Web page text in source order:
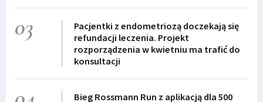
03
Pacjentki z endometriozą doczekają się
refundacji leczenia. Projekt
rozporządzenia w kwietniu ma trafić do
konsultacji
Bieg Rossmann Run z aplikacją dla 500